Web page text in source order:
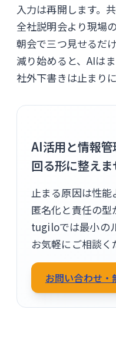
入力は再開します。共
全社説明会より現場
朝会で三つ見せるだ
減り始めると、AIは
社外下書きは止まり
AI活用と情報
回る形に整えま
止まる原因は性能
匿名化と責任の型
tugiloでは最小の
お気軽にご相談く
お問い合わせ・